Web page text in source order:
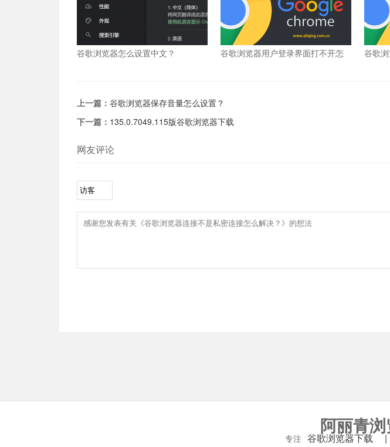
谷歌浏览器怎么设置中文？
谷歌浏览器用户登录界面打不开怎
谷歌
上一篇： 谷歌浏览器保存音量怎么设置？
下一篇： 135.0.7049.115版谷歌浏览器下载
网友评论
阿丽青
专注 谷歌浏览器下载